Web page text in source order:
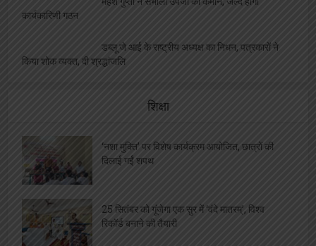
कार्यकारिणी गठन
डब्लू जे आई के राष्ट्रीय अध्यक्ष का निधन, पत्रकारों ने
किया शोक व्यक्त, दी श्रद्धांजलि
शिक्षा
‘नशा मुक्ति’ पर विशेष कार्यक्रम आयोजित, छात्रों की
दिलाई गईं शपथ
25 सितंबर को गूंजेगा एक सुर में ‘वंदे मातरम्’, विश्व
रिकॉर्ड बनाने की तैयारी